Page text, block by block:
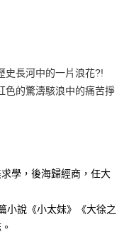
史長河中的一片浪花?!
色的驚濤駭浪中的痛苦掙
學，後海歸經商，任大
小說《小太妹》《大徐之